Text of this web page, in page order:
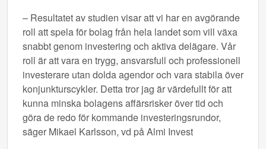
– Resultatet av studien visar att vi har en avgörande
roll att spela för bolag från hela landet som vill växa
snabbt genom investering och aktiva delägare. Vår
roll är att vara en trygg, ansvarsfull och professionell
investerare utan dolda agendor och vara stabila över
konjunkturscykler. Detta tror jag är värdefullt för att
kunna minska bolagens affärsrisker över tid och
göra de redo för kommande investeringsrundor,
säger Mikael Karlsson, vd på Almi Invest